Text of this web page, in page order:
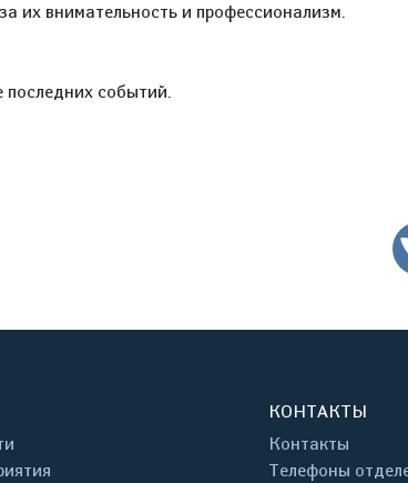
их внимательность и профессионализм.
последних событий.
КОНТАКТЫ
Контакты
Телефоны